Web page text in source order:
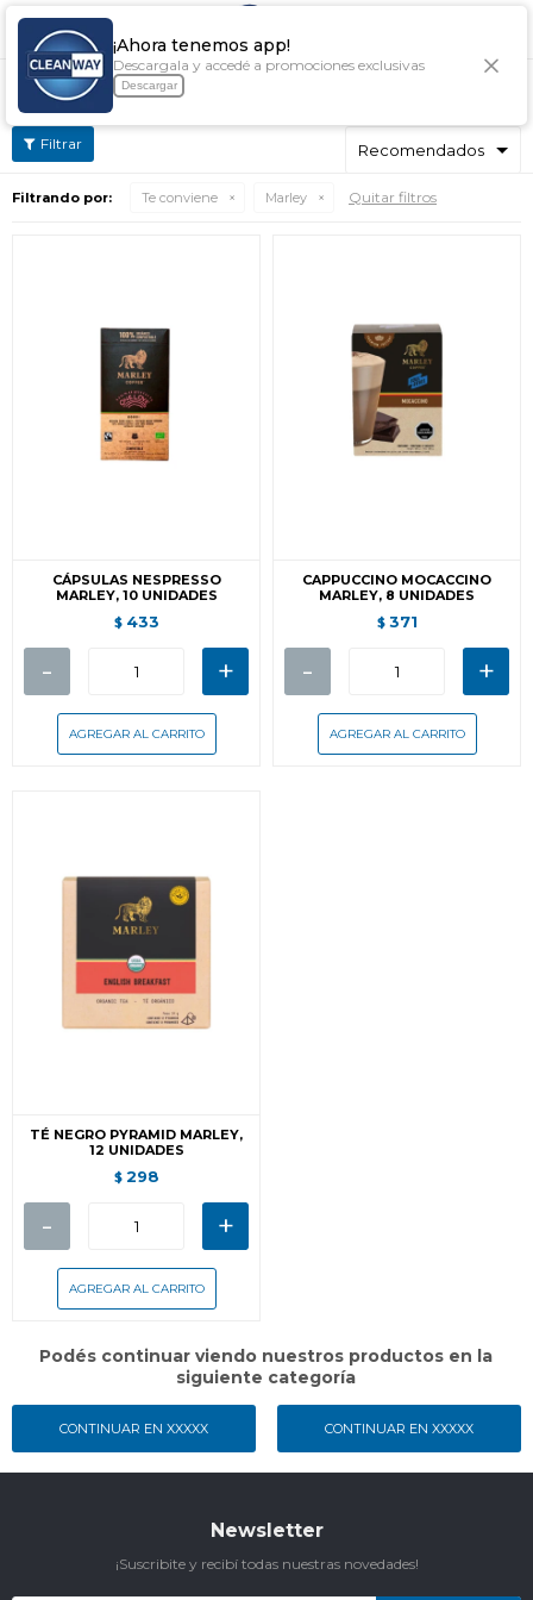
¡Ahora tenemos app!
Descargala y accedé a promociones exclusivas
Descargar

TE CONVIENE MARLEY
Filtrando por: Te conviene Marley Quitar filtros
CÁPSULAS NESPRESSO
MARLEY, 10 UNIDADES
$ 433
- +
CAPPUCCINO MOCACCINO
MARLEY, 8 UNIDADES
$ 371
- +
TÉ NEGRO PYRAMID MARLEY,
12 UNIDADES
$ 298
- +
CONTINUAR EN XXXXX
Podés continuar viendo nuestros productos en la
siguiente categoría
CONTINUAR EN XXXXX
Newsletter
¡Suscribite y recibí todas nuestras novedades!